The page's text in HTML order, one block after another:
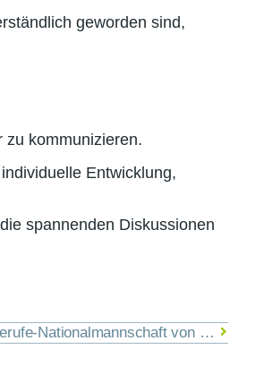
geworden sind,
zu kommunizieren.
Entwicklung,
spannenden Diskussionen
Olympiasiegerin Dajana Eitberger zu Gast bei der Berufe-Nationalmannschaft von WorldSkills Germany